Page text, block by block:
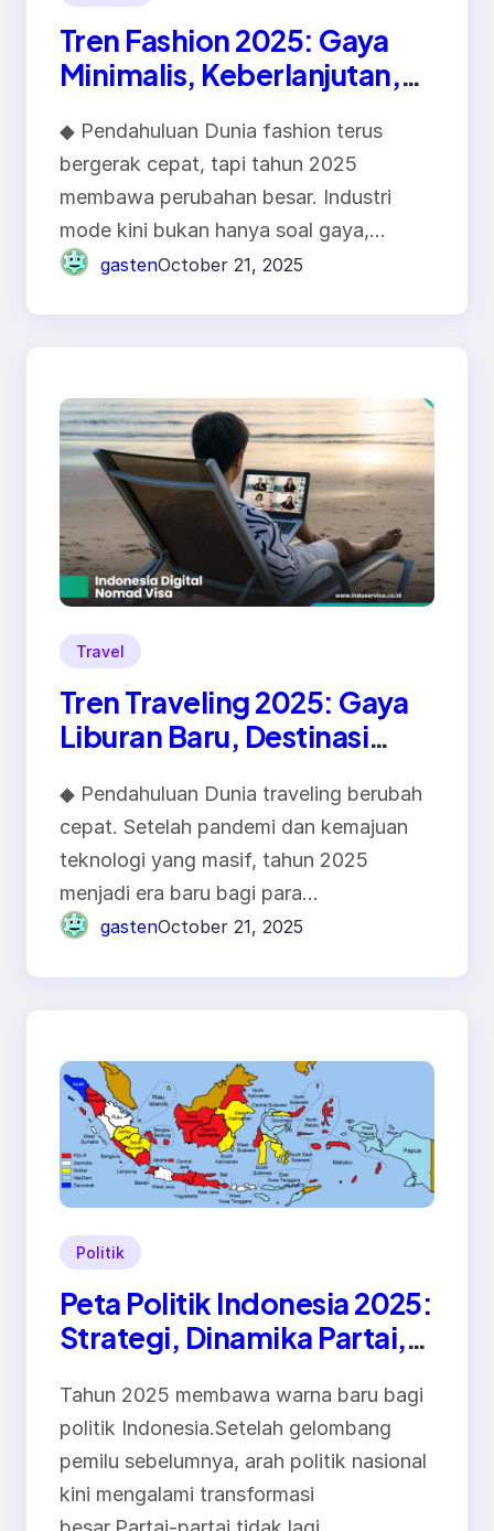
Tren Fashion 2025: Gaya
Minimalis, Keberlanjutan,
◆ Pendahuluan Dunia fashion terus
bergerak cepat, tapi tahun 2025
membawa perubahan besar. Industri
mode kini bukan hanya soal gaya,…
gastenOctober 21, 2025
Travel
Tren Traveling 2025: Gaya
Liburan Baru, Destinasi
Lingkungan
◆ Pendahuluan Dunia traveling berubah
cepat. Setelah pandemi dan kemajuan
teknologi yang masif, tahun 2025
menjadi era baru bagi para…
gastenOctober 21, 2025
Politik
Peta Politik Indonesia 2025:
Strategi, Dinamika Partai,
Tahun 2025 membawa warna baru bagi
politik Indonesia.Setelah gelombang
pemilu sebelumnya, arah politik nasional
kini mengalami transformasi